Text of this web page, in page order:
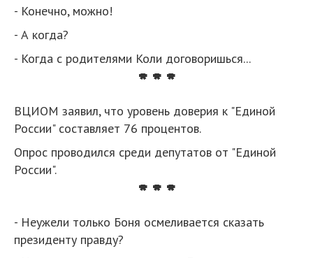
- Конечно, можно!
- А когда?
- Когда с родителями Коли договоришься...
* * *
ВЦИОМ заявил, что уровень доверия к "Единой
России" составляет 76 процентов.
Опрос проводился среди депутатов от "Единой
России".
* * *
- Неужели только Боня осмеливается сказать
президенту правду?